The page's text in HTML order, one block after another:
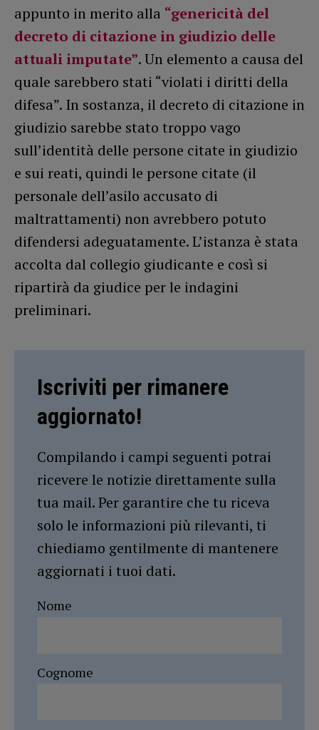
appunto in merito alla “genericità del
decreto di citazione in giudizio delle
attuali imputate”. Un elemento a causa del
quale sarebbero stati “violati i diritti della
difesa”. In sostanza, il decreto di citazione in
giudizio sarebbe stato troppo vago
sull’identità delle persone citate in giudizio
e sui reati, quindi le persone citate (il
personale dell’asilo accusato di
maltrattamenti) non avrebbero potuto
difendersi adeguatamente. L’istanza è stata
accolta dal collegio giudicante e così si
ripartirà da giudice per le indagini
preliminari.
Iscriviti per rimanere
aggiornato!
Compilando i campi seguenti potrai
ricevere le notizie direttamente sulla
tua mail. Per garantire che tu riceva
solo le informazioni più rilevanti, ti
chiediamo gentilmente di mantenere
aggiornati i tuoi dati.
Nome
Cognome